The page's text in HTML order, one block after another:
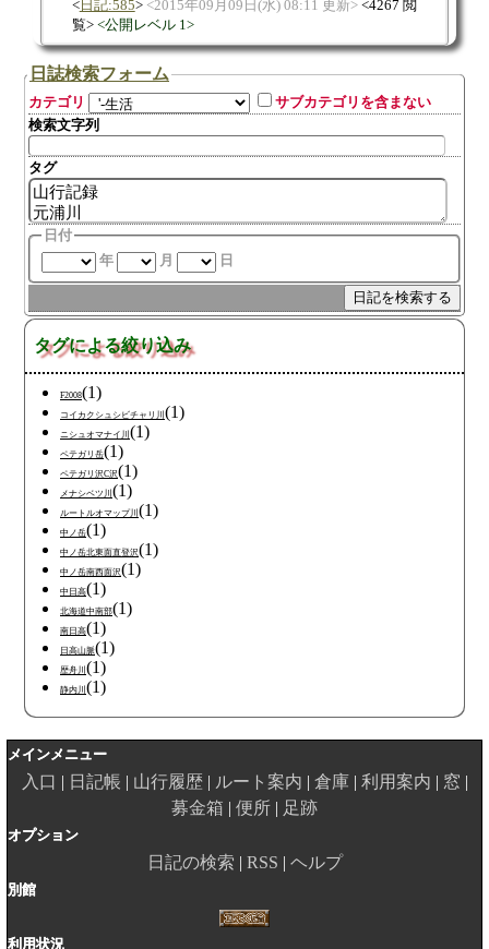
日記:585 2015年09月09日(水) 08:11 更新
4267 閲
覧
公開レベル 1
日誌検索フォーム
カテゴリ
サブカテゴリを含まない
検索文字列
タグ
日付
年
月 日
タグによる絞り込み
F2008(1)
コイカクシュシビチャリ川(1)
ニシュオマナイ川(1)
ペテガリ岳(1)
ペテガリ沢C沢(1)
メナシベツ川(1)
ルートルオマップ川(1)
中ノ岳(1)
中ノ岳北東面直登沢(1)
中ノ岳南西面沢(1)
中日高(1)
北海道中南部(1)
南日高(1)
日高山脈(1)
歴舟川(1)
静内川(1)
メインメニュー
入口 日記帳 山行履歴 ルート案内 倉庫 利用案内
窓
募金箱
便所 足跡
オプション
日記の検索 RSS ヘルプ
別館
利用状況